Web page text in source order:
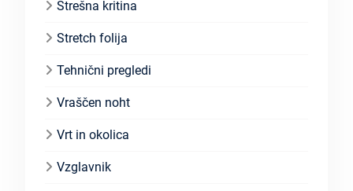
Strešna kritina
Stretch folija
Tehnični pregledi
Vraščen noht
Vrt in okolica
Vzglavnik